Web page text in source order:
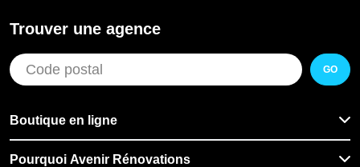
Trouver une agence
GO
Boutique en ligne
Pourquoi Avenir Rénovations